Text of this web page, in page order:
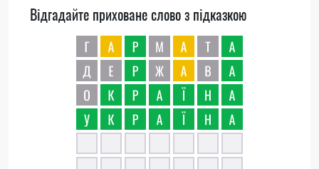
Відгадайте приховане слово з підказкою